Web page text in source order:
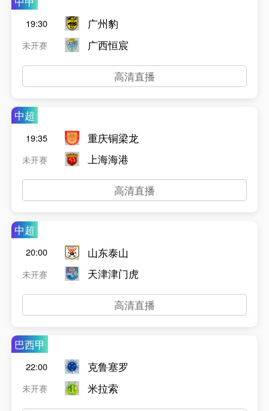
19:30
未开赛
广州豹
广西恒宸
高清直播
中超
19:35
未开赛
重庆铜梁龙
上海海港
高清直播
中超
20:00
未开赛
山东泰山
天津津门虎
高清直播
巴西甲
22:00
未开赛
克鲁塞罗
米拉索